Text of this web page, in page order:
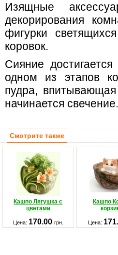
Изящные
декорирования
фигурки
коровок.
Сияние
одном из этапов
пудра,
начинается
Смотрите также
Кашпо Лягушка с
цветами
Кашпо
Цена: 170.00 грн. Цена: